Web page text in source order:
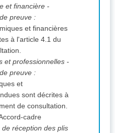
et financière -
preuve :
et financières
à l'article 4.1 du
et professionnelles -
preuve :
et
sont décrites à
de consultation.
cadre
réception des plis